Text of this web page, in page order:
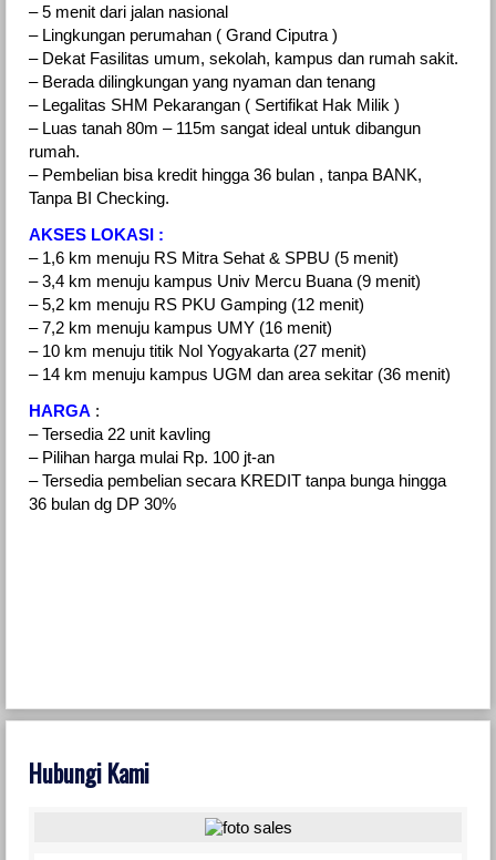
– 5 menit dari jalan nasional
– Lingkungan perumahan ( Grand Ciputra )
– Dekat Fasilitas umum, sekolah, kampus dan rumah sakit.
– Berada dilingkungan yang nyaman dan tenang
– Legalitas SHM Pekarangan ( Sertifikat Hak Milik )
– Luas tanah 80m – 115m sangat ideal untuk dibangun
rumah.
– Pembelian bisa kredit hingga 36 bulan , tanpa BANK,
Tanpa BI Checking.
AKSES LOKASI :
– 1,6 km menuju RS Mitra Sehat & SPBU (5 menit)
– 3,4 km menuju kampus Univ Mercu Buana (9 menit)
– 5,2 km menuju RS PKU Gamping (12 menit)
– 7,2 km menuju kampus UMY (16 menit)
– 10 km menuju titik Nol Yogyakarta (27 menit)
– 14 km menuju kampus UGM dan area sekitar (36 menit)
HARGA :
– Tersedia 22 unit kavling
– Pilihan harga mulai Rp. 100 jt-an
– Tersedia pembelian secara KREDIT tanpa bunga hingga
36 bulan dg DP 30%
Hubungi Kami